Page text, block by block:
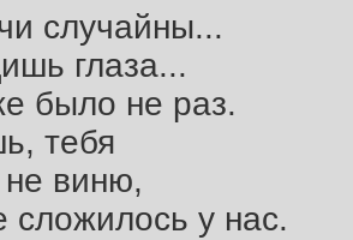
случайны...
глаза...
было не раз.
тебя
виню,
сложилось у нас.